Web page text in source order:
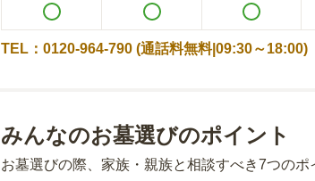
TEL：0120-964-790 (通話料無料|09:30～18:00)
みんなのお墓選びのポイント
お墓選びの際、家族・親族と相談すべき7つのポ